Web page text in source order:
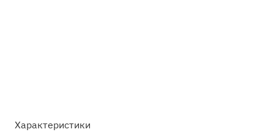
Характеристики